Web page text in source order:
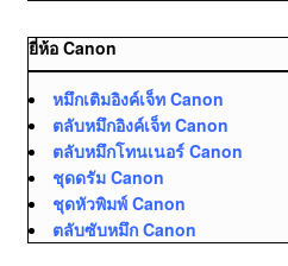
ยี่ห้อ Canon
หมึกเติมอิงค์เจ็ท Canon
ตลับหมึกอิงค์เจ็ท Canon
ตลับหมึกโทนเนอร์ Canon
ชุดดรัม Canon
ชุดหัวพิมพ์ Canon
ตลับซับหมึก Canon